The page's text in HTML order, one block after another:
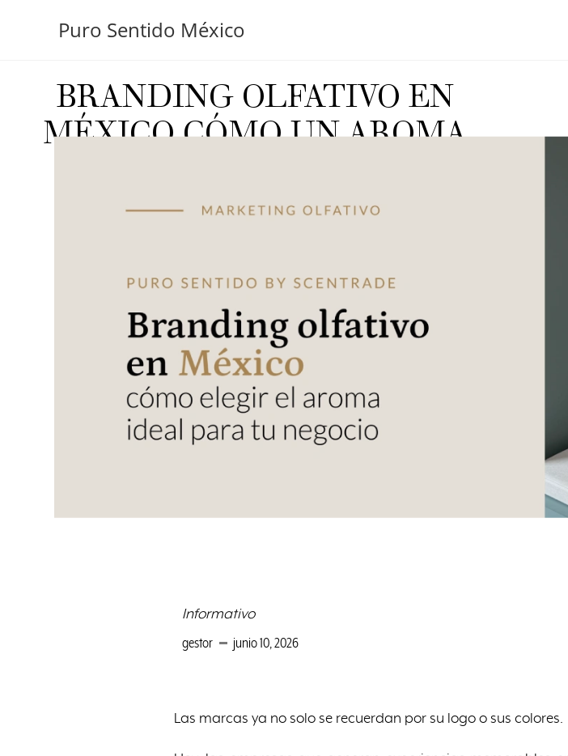
Puro Sentido México
BRANDING OLFATIVO EN
MÉXICO CÓMO UN AROMA
Informativo
gestor
junio 10, 2026
Las marcas ya no solo se recuerdan por su logo o sus colores.